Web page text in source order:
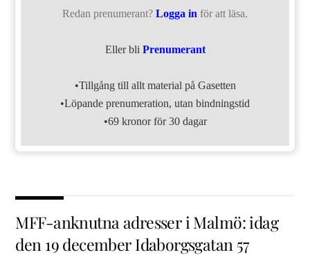
Redan prenumerant? Logga in för att läsa.
Eller bli Prenumerant
•Tillgång till allt material på Gasetten
•Löpande prenumeration, utan bindningstid
•69 kronor för 30 dagar
MFF-anknutna adresser i Malmö: idag
den 19 december Idaborgsgatan 57